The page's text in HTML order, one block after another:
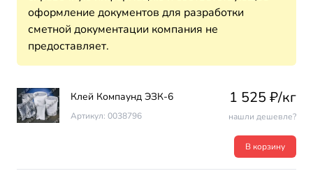
оформление документов для разработки
сметной документации компания не
предоставляет.
Клей Компаунд ЭЗК-6
Артикул: 0038796
1 525 ₽/кг
нашли дешевле?
В корзину